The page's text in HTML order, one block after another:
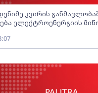
კვირის
ელექტროენერგიის